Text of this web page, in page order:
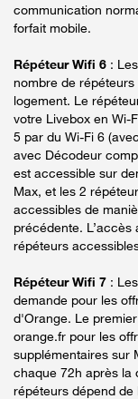
communication
forfait mobile.
Répéteur Wifi 6 :
nombre de
logement. Le
votre Livebox en Wi-
5 par du Wi-Fi 6
avec Décodeur
est accessible sur
Max, et les 2
accessibles de
précédente. L’accès
répéteurs
Répéteur Wifi 7 :
demande pour les
d'Orange. Le
orange.fr pour les
supplémentaires sur
chaque 72h après la
répéteurs dépend de